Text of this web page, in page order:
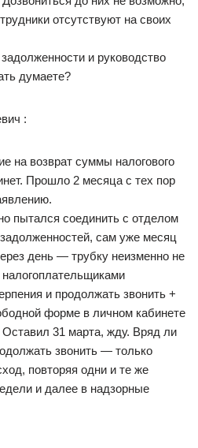
отсутствуют на своих
и руководство
думаете?
:
на возврат суммы налогового
Прошло 2 месяца с тех пор
пытался соединить с отделом
сам уже месяц
день — трубку неизменно не
и продолжать звонить +
форме в личном кабинете
31 марта, жду. Вряд ли
звонить — только
повторяя одни и те же
и далее в надзорные